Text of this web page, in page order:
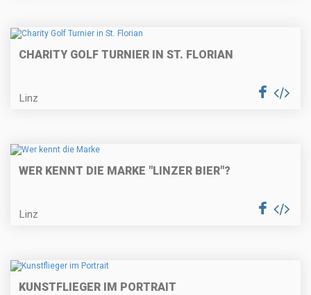
CHARITY GOLF TURNIER IN ST. FLORIAN
Linz
WER KENNT DIE MARKE "LINZER BIER"?
Linz
KUNSTFLIEGER IM PORTRAIT